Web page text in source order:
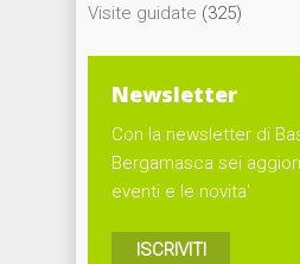
Visite guidate (325)
Newsletter
Con la newsletter di
Bergamasca sei
eventi e le novita'
ISCRIVITI